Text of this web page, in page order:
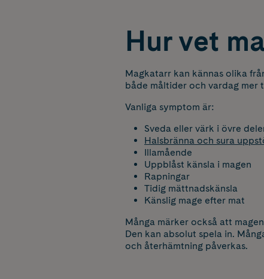
Hur vet
Magkatarr kan kännas olika
både måltider och vardag mer
Vanliga symptom är:
Sveda eller värk i övre
Halsbränna och sura
Illamående
Uppblåst känsla i magen
Rapningar
Tidig mättnadskänsla
Känslig mage efter mat
Många märker också att
Den kan absolut spela in.
och återhämtning påverkas.